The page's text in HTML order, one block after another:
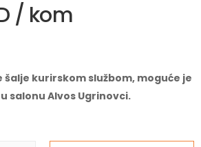
/ kom
šalje kurirskom službom, moguće je
salonu Alvos Ugrinovci.